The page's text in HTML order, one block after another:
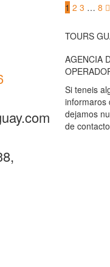
1 2 3 … 8
TOURS
AGENCIA
Si teneis
informaros
dejamos
de